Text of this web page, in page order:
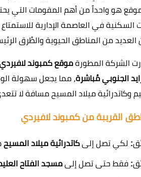
هو واحداً من أهم المقومات التي
السكنية في العاصمة الإدارية
من المناطق الحيوية والطُرق
الشركة المطورة
الجنوبي مُباشرة، مما يجعل سهولة
وكاتدرائية ميلاد المسيح مسافة لا
القريبة من كمبوند لافيردي
: لكي تصل إلى كاتدرائية ميلاد المسيح
: فقط حتى تصل إلى مسجد الفتاح